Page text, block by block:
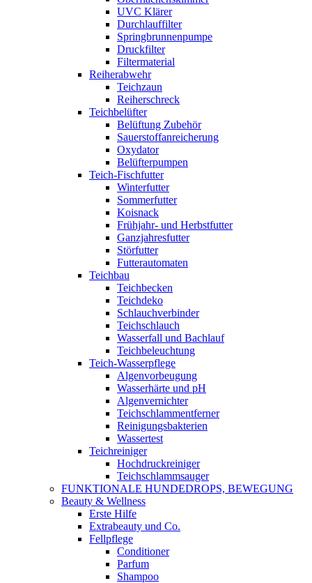
UVC Klärer
Durchlauffilter
Springbrunnenpumpe
Druckfilter
Filtermaterial
Reiherabwehr
Teichzaun
Reiherschreck
Teichbelüfter
Belüftung Zubehör
Sauerstoffanreicherung
Oxydator
Belüfterpumpen
Teich-Fischfutter
Winterfutter
Sommerfutter
Koisnack
Frühjahr- und Herbstfutter
Ganzjahresfutter
Störfutter
Futterautomaten
Teichbau
Teichbecken
Teichdeko
Schlauchverbinder
Teichschlauch
Wasserfall und Bachlauf
Teichbeleuchtung
Teich-Wasserpflege
Algenvorbeugung
Wasserhärte und pH
Algenvernichter
Teichschlammentferner
Reinigungsbakterien
Wassertest
Teichreiniger
Hochdruckreiniger
Teichschlammsauger
FUNKTIONALE HUNDEDROPS, BEWEGUNG
Beauty & Wellness
Erste Hilfe
Extrabeauty und Co.
Fellpflege
Conditioner
Parfum
Shampoo